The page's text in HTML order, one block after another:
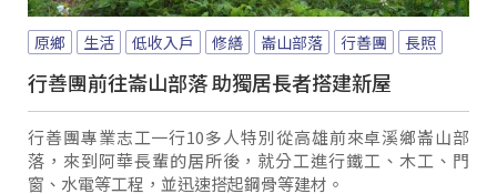
原鄉 生活 低收入戶 修繕 崙山部落 行善團 長照
行善團前往崙山部落 助獨居長者搭建新屋
行善團專業志工一行10多人特別從高雄前來卓溪鄉崙山部
落，來到阿華長輩的居所後，就分工進行鐵工、木工、門
窗、水電等工程，並迅速搭起鋼骨等建材。